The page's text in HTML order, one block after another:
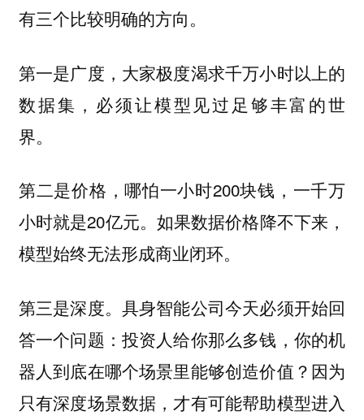
有三个比较明确的方向。
第一是广度，大家极度渴求千万小时以上的
数据集，必须让模型见过足够丰富的世
界。
第二是价格，哪怕一小时200块钱，一千万
小时就是20亿元。如果数据价格降不下来，
模型始终无法形成商业闭环。
第三是深度。具身智能公司今天必须开始回
答一个问题：投资人给你那么多钱，你的机
器人到底在哪个场景里能够创造价值？因为
只有深度场景数据，才有可能帮助模型进入